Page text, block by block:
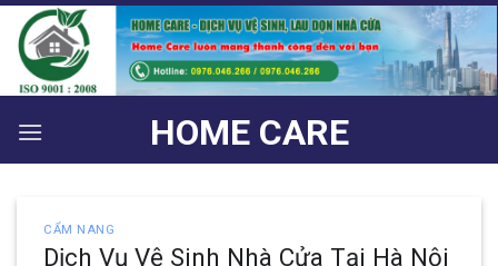
Bỏ
qua
nội
dung
HOME CARE
CẨM NANG
Dịch Vụ Vệ Sinh Nhà Cửa Tại Hà Nội